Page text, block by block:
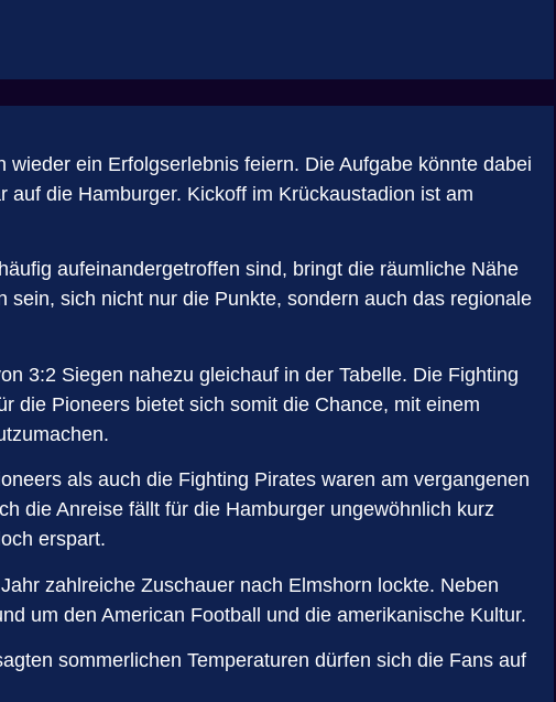
ein Erfolgserlebnis feiern. Die Aufgabe könnte dabei
die Hamburger. Kickoff im Krückaustadion ist am
aufeinandergetroffen sind, bringt die räumliche Nähe
sich nicht nur die Punkte, sondern auch das regionale
3:2 Siegen nahezu gleichauf in der Tabelle. Die Fighting
die Pioneers bietet sich somit die Chance, mit einem
als auch die Fighting Pirates waren am vergangenen
die Anreise fällt für die Hamburger ungewöhnlich kurz
erspart.
zahlreiche Zuschauer nach Elmshorn lockte. Neben
um den American Football und die amerikanische Kultur.
sommerlichen Temperaturen dürfen sich die Fans auf